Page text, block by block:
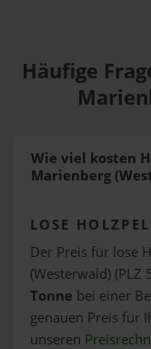
Häufige
Wie viel kosten
Marienberg
LOSE
Der Preis für lose
(Westerwald)
Tonne bei einer
genauen Preis für
unseren